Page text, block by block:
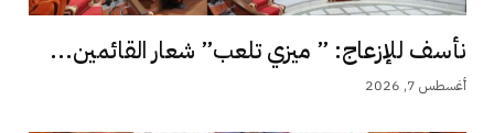
نأسف للإزعاج: ” ميزي تلعب” شعار القائمين...
أغسطس 7, 2026